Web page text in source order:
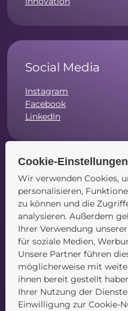
Social Media
Instagram
Facebook
LinkedIn
Navigation
Startseite
Blog
Kontakt
Cookie-Einstellungen
Wir verwenden Cookies,
personalisieren,
zu können und die
analysieren. Außerdem
Ihrer Verwendung
für soziale Medien,
Unsere Partner führen
möglicherweise mit
ihnen bereit gestellt
Ihrer Nutzung der
Einwilligung zur Cookie-